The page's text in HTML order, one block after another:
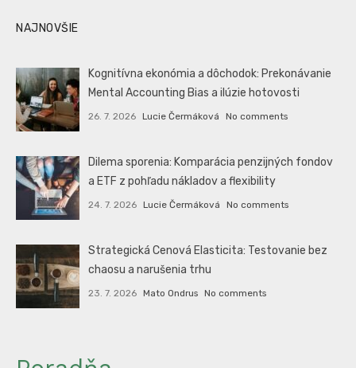
NAJNOVŠIE
Kognitívna ekonómia a dôchodok: Prekonávanie
Mental Accounting Bias a ilúzie hotovosti
26. 7. 2026 Lucie Čermáková No comments
Dilema sporenia: Komparácia penzijných fondov
a ETF z pohľadu nákladov a flexibility
24. 7. 2026 Lucie Čermáková No comments
Strategická Cenová Elasticita: Testovanie bez
chaosu a narušenia trhu
23. 7. 2026 Mato Ondrus No comments